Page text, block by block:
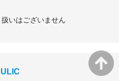
いはございません